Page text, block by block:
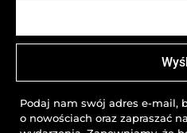
Podaj nam swój adres e-mail,
o nowościach oraz zapraszać